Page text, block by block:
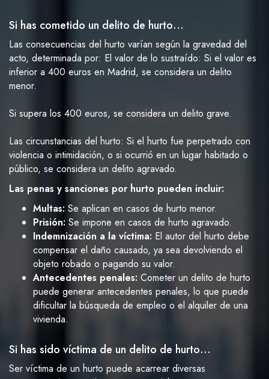
Si has cometido un delito de hurto…
Las consecuencias del hurto varían según la gravedad del
acto, determinada por: El valor de lo sustraído: Si el valor es
inferior a 400 euros en Madrid, se considera un delito
menor.
Si supera los 400 euros, se considera un delito grave.
Las circunstancias del hurto: Si el hurto fue perpetrado con
violencia o intimidación, o si ocurrió en un lugar habitado o
público, se considera un delito agravado.
Las penas y sanciones por hurto pueden incluir:
Multas: Se aplican en casos de hurto menor.
Prisión: Se impone en casos de hurto agravado.
Indemnización a la víctima: El autor del hurto debe
compensar el daño causado, ya sea devolviendo el
objeto robado o pagando su valor.
Antecedentes penales: Cometer un delito de hurto
puede generar antecedentes penales, lo que puede
dificultar la búsqueda de empleo o el alquiler de una
vivienda.
Si has sido víctima de un delito de hurto…
Ser víctima de un hurto puede acarrear diversas